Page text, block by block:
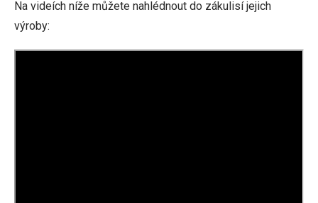
Na videích níže můžete nahlédnout do zákulisí jejich
výroby: